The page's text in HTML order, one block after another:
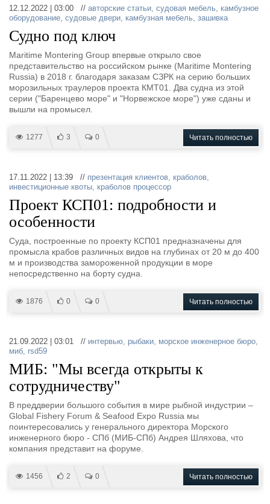
Выставки и семинары
Личности
Словарь
Галерея флота
Форум
12.12.2022 | 03:00 // авторские статьи, судовая мебель, камбузное
оборудование, судовые двери, камбузная мебель, зашивка
Судно под ключ
Maritime Montering Group впервые открыло свое
представительство на российском рынке (Maritime Montering
Russia) в 2018 г. благодаря заказам СЗРК на серию больших
морозильных траулеров проекта КМТ01. Два судна из этой
серии ("Баренцево море" и "Норвежское море") уже сданы и
вышли на промысел.
1277 3 0 Читать полностью
17.11.2022 | 13:39 // презентация клиентов, краболов,
инвестиционные квоты, краболов процессор
Проект КСП01: подробности и
особенности
Суда, построенные по проекту КСП01 предназначены для
промысла крабов различных видов на глубинах от 20 м до 400
м и производства замороженной продукции в море
непосредственно на борту судна.
1876 0 0 Читать полностью
21.09.2022 | 03:01 // интервью, рыбаки, морское инженерное бюро,
миб, rsd59
МИБ: "Мы всегда открыты к
сотрудничеству"
В преддверии большого события в мире рыбной индустрии –
Global Fishery Forum & Seafood Expo Russia мы
поинтересовались у генерального директора Морского
инженерного бюро - СПб (МИБ-СПб) Андрея Шляхова, что
компания представит на форуме.
1456 2 0 Читать полностью